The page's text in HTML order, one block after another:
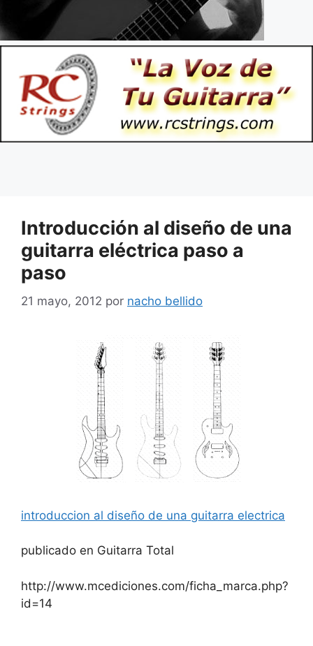
Introducción al diseño de una
guitarra eléctrica paso a
paso
21 mayo, 2012 por nacho bellido
introduccion al diseño de una guitarra electrica
publicado en Guitarra Total
http://www.mcediciones.com/ficha_marca.php?
id=14